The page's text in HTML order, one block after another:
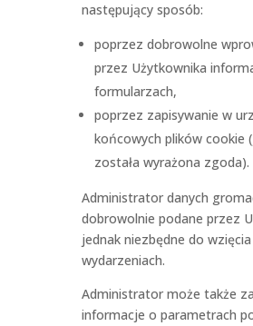
następujący sposób:
poprzez dobrowolne
przez Użytkownika
formularzach,
poprzez zapisywanie w
końcowych plików cookie
została wyrażona zgoda).
Administrator danych
dobrowolnie podane przez
jednak niezbędne do wzięcia
wydarzeniach.
Administrator może także
informacje o parametrach